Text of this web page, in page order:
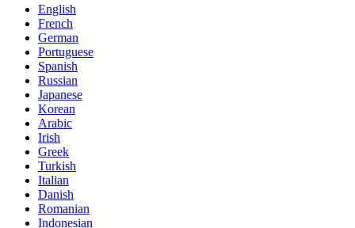
English
French
German
Portuguese
Spanish
Russian
Japanese
Korean
Arabic
Irish
Greek
Turkish
Italian
Danish
Romanian
Indonesian